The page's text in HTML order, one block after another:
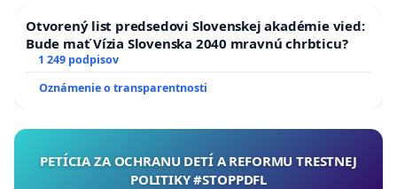
Otvorený list predsedovi Slovenskej akadémie vied:
Bude mať Vízia Slovenska 2040 mravnú chrbticu?
1 249 podpisov
Oznámenie o transparentnosti
PETÍCIA ZA OCHRANU DETÍ A REFORMU TRESTNEJ
POLITIKY #STOPPDFL